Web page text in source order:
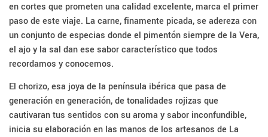
en cortes que prometen una calidad excelente, marca el primer
paso de este viaje. La carne, finamente picada, se adereza con
un conjunto de especias donde el pimentón siempre de la Vera,
el ajo y la sal dan ese sabor característico que todos
recordamos y conocemos.
El chorizo, esa joya de la península ibérica que pasa de
generación en generación, de tonalidades rojizas que
cautivaran tus sentidos con su aroma y sabor inconfundible,
inicia su elaboración en las manos de los artesanos de La